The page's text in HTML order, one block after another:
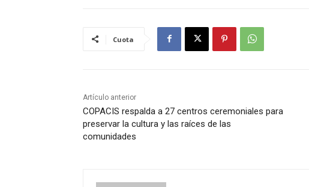
Cuota
Artículo anterior
COPACIS respalda a 27 centros ceremoniales para
preservar la cultura y las raíces de las
comunidades